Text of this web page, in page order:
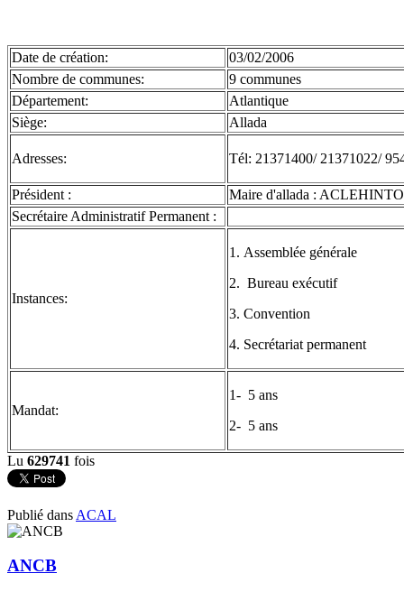
Date de création:
03/02/2006
Nombre de communes:
9 communes
Département:
Atlantique
Siège:
Allada
Adresses: Tél: 21371400/ 21371022/
Président :
Maire d'allada :
Secrétaire Administratif Permanent :
Instances:
1. Assemblée générale
2. Bureau exécutif
3. Convention
4. Secrétariat permanent
Mandat:
1- 5 ans
2- 5 ans
Lu 629741 fois
Publié dans ACAL
ANCB